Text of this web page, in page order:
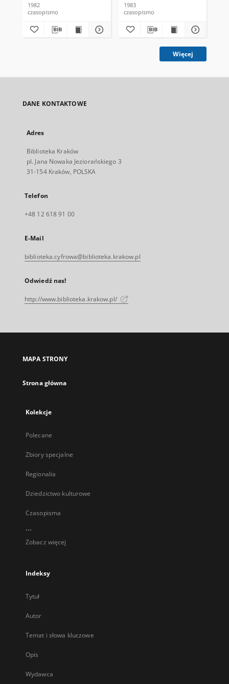
1982
czasopismo
1983
czasopismo
Więcej
DANE KONTAKTOWE
Adres
Biblioteka Kraków
pl. Jana Nowaka Jeziorańskiego 3
31-154 Kraków, POLSKA
Telefon
+48 12 618 91 00
E-Mail
biblioteka.cyfrowa@biblioteka.krakow.pl
Odwiedź nas!
http://www.biblioteka.krakow.pl/
MAPA STRONY
Strona główna
Kolekcje
Polecane
Zbiory specjalne
Regionalia
Dziedzictwo kulturowe
Czasopisma
...
Zobacz więcej
Indeksy
Tytuł
Autor
Temat i słowa kluczowe
Opis
Wydawca